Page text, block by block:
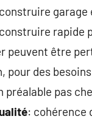
garage
rapide
peuvent être
pour des
préalable pas
: cohérence